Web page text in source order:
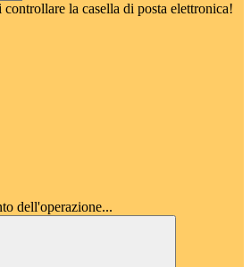
la casella di posta elettronica!
dell'operazione...